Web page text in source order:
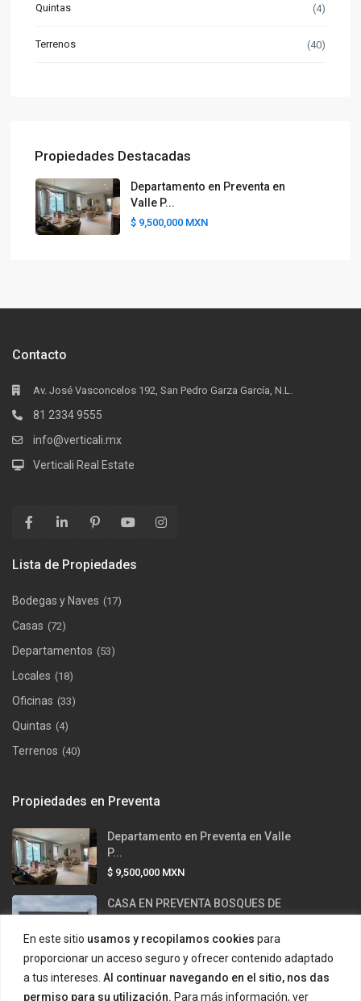
En este sitio usamos y recopilamos cookies para
proporcionar un acceso seguro y ofrecer contenido adaptado
a tus intereses. Al continuar navegando en el sitio, nos das
permiso para su utilización. Para más información, ver
Quintas (4)
Terrenos (40)
Propiedades Destacadas
Departamento en Preventa en
Valle P...
$ 9,500,000 MXN
Contacto
Av. José Vasconcelos 192, San Pedro Garza García, N.L.
81 2334 9555
info@verticali.mx
Verticali Real Estate
Lista de Propiedades
Bodegas y Naves (17)
Casas (72)
Departamentos (53)
Locales (18)
Oficinas (33)
Quintas (4)
Terrenos (40)
Propiedades en Preventa
Departamento en Preventa en Valle
P...
$ 9,500,000 MXN
CASA EN PREVENTA BOSQUES DE
LAS MIS...
$ 12,500,000MXN
Casa en venta en Valle Alto –
Carre...